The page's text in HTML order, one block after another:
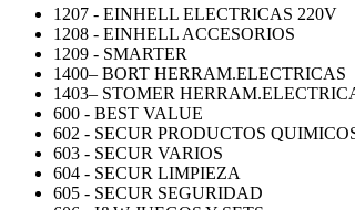
1207 - EINHELL ELECTRICAS 220V
1208 - EINHELL ACCESORIOS
1209 - SMARTER
1400– BORT HERRAM.ELECTRICAS
1403– STOMER
600 - BEST VALUE
602 - SECUR PRODUCTOS
603 - SECUR VARIOS
604 - SECUR LIMPIEZA
605 - SECUR SEGURIDAD